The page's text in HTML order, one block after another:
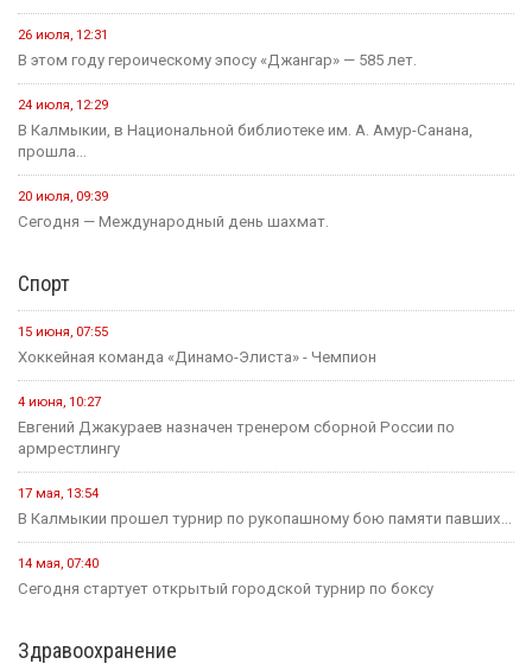
26 июля, 12:31
В этом году героическому эпосу «Джангар» — 585 лет.
24 июля, 12:29
В Калмыкии, в Национальной библиотеке им. А. Амур-Санана,
прошла...
20 июля, 09:39
Сегодня — Международный день шахмат.
Спорт
15 июня, 07:55
Хоккейная команда «Динамо-Элиста» - Чемпион
4 июня, 10:27
Евгений Джакураев назначен тренером сборной России по
армрестлингу
17 мая, 13:54
В Калмыкии прошел турнир по рукопашному бою памяти павших...
14 мая, 07:40
Сегодня стартует открытый городской турнир по боксу
Здравоохранение